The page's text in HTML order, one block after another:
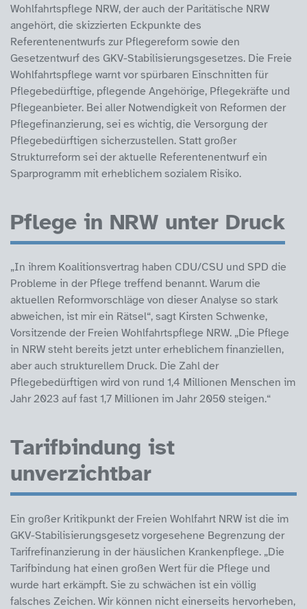
Wohlfahrtspflege NRW, der auch der Paritätische NRW
angehört, die skizzierten Eckpunkte des
Referentenentwurfs zur Pflegereform sowie den
Gesetzentwurf des GKV-Stabilisierungsgesetzes. Die Freie
Wohlfahrtspflege warnt vor spürbaren Einschnitten für
Pflegebedürftige, pflegende Angehörige, Pflegekräfte und
Pflegeanbieter. Bei aller Notwendigkeit von Reformen der
Pflegefinanzierung, sei es wichtig, die Versorgung der
Pflegebedürftigen sicherzustellen. Statt großer
Strukturreform sei der aktuelle Referentenentwurf ein
Sparprogramm mit erheblichem sozialem Risiko.
Pflege in NRW unter Druck
„In ihrem Koalitionsvertrag haben CDU/CSU und SPD die
Probleme in der Pflege treffend benannt. Warum die
aktuellen Reformvorschläge von dieser Analyse so stark
abweichen, ist mir ein Rätsel“, sagt Kirsten Schwenke,
Vorsitzende der Freien Wohlfahrtspflege NRW. „Die Pflege
in NRW steht bereits jetzt unter erheblichem finanziellen,
aber auch strukturellem Druck. Die Zahl der
Pflegebedürftigen wird von rund 1,4 Millionen Menschen im
Jahr 2023 auf fast 1,7 Millionen im Jahr 2050 steigen.“
Tarifbindung ist
unverzichtbar
Ein großer Kritikpunkt der Freien Wohlfahrt NRW ist die im
GKV-Stabilisierungsgesetz vorgesehene Begrenzung der
Tarifrefinanzierung in der häuslichen Krankenpflege. „Die
Tarifbindung hat einen großen Wert für die Pflege und
wurde hart erkämpft. Sie zu schwächen ist ein völlig
falsches Zeichen. Wir können nicht einerseits hervorheben,